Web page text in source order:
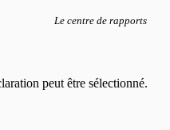
Le centre de rapports
peut être sélectionné.